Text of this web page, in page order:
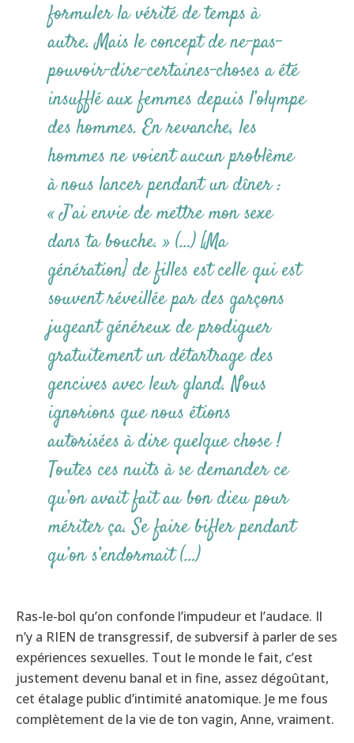
formuler la vérité de temps à
autre. Mais le concept de ne-pas-
pouvoir-dire-certaines-choses a été
insufflé aux femmes depuis l’olympe
des hommes. En revanche, les
hommes ne voient aucun problème
à nous lancer pendant un dîner :
« J’ai envie de mettre mon sexe
dans ta bouche. » (…) [Ma
génération] de filles est celle qui est
souvent réveillée par des garçons
jugeant généreux de prodiguer
gratuitement un détartrage des
gencives avec leur gland. Nous
ignorions que nous étions
autorisées à dire quelque chose !
Toutes ces nuits à se demander ce
qu’on avait fait au bon dieu pour
mériter ça. Se faire bifler pendant
qu’on s’endormait (…)
Ras-le-bol qu’on confonde l’impudeur et l’audace. Il
n’y a RIEN de transgressif, de subversif à parler de ses
expériences sexuelles. Tout le monde le fait, c’est
justement devenu banal et in fine, assez dégoûtant,
cet étalage public d’intimité anatomique. Je me fous
complètement de la vie de ton vagin, Anne, vraiment.